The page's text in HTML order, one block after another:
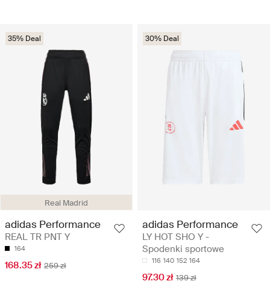
Real Madrid
35% Deal
adidas Performance
REAL TR PNT Y
164
168.35 zł 259 zł
30% Deal
adidas Performance
LY HOT SHO Y -
Spodenki sportowe
116 140 152 164
97.30 zł 139 zł